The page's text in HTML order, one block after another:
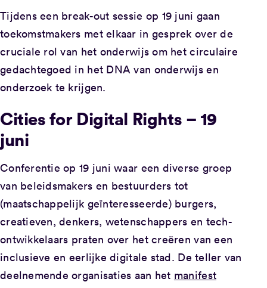
Tijdens een break-out sessie op 19 juni gaan
toekomstmakers met elkaar in gesprek over de
cruciale rol van het onderwijs om het circulaire
gedachtegoed in het DNA van onderwijs en
onderzoek te krijgen.
Cities for Digital Rights – 19
juni
Conferentie op 19 juni waar een diverse groep
van beleidsmakers en bestuurders tot
(maatschappelijk geïnteresseerde) burgers,
creatieven, denkers, wetenschappers en tech-
ontwikkelaars praten over het creëren van een
inclusieve en eerlijke digitale stad. De teller van
deelnemende organisaties aan het manifest